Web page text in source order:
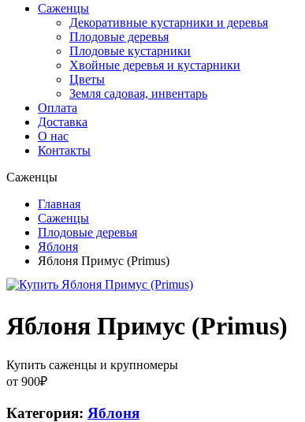
Саженцы
Декоративные кустарники и деревья
Плодовые деревья
Плодовые кустарники
Хвойные деревья и кустарники
Цветы
Земля садовая, инвентарь
Оплата
Доставка
О нас
Контакты
Саженцы
Главная
Саженцы
Плодовые деревья
Яблоня
Яблоня Примус (Primus)
Яблоня Примус (Primus)
Купить саженцы и крупномеры
от 900₽
Категория: Яблоня